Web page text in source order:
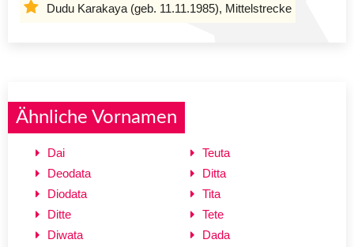
Dudu Karakaya (geb. 11.11.1985), Mittelstrecke
Ähnliche Vornamen
Dai
Deodata
Diodata
Ditte
Diwata
Teuta
Ditta
Tita
Tete
Dada